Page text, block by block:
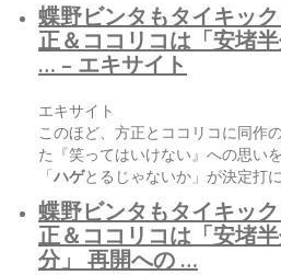
蝶野ビンタもタイキッ
正＆ココリコは「安堵
… – エキサイト
エキサイト
このほど、方正とココリコに同作
た『笑ってはいけない』への思い
「ハゲとるじゃないか」が決定打
蝶野ビンタもタイキッ
正＆ココリコは「安堵
分」 再開への …